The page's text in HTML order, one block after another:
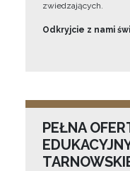
zwiedzających.
Odkryjcie z nami
PEŁNA